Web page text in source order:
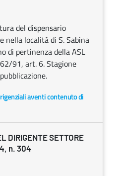
del dispensario
nella località di S. Sabina
di pertinenza della ASL
91, art. 6. Stagione
aventi contenuto di
DIRIGENTE SETTORE
n. 304